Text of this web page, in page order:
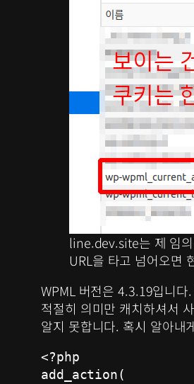
line.dev.site는 제 임
URL을 타고 넘어오면
WPML 버전은 4.3.19입니
적절히 의미만 캐치하셔서
알지 못합니다. 혹시 알아내
<?php
add_action(